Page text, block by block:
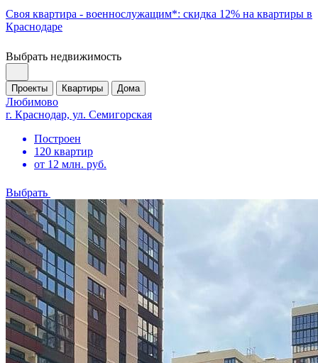
Своя квартира - военнослужащим*: скидка 12% на квартиры в
Краснодаре
Выбрать недвижимость
Проекты Квартиры Дома
Любимово
г. Краснодар, ул. Семигорская
Построен
120 квартир
от 12 млн. руб.
Выбрать